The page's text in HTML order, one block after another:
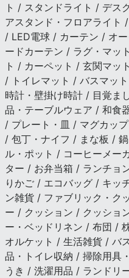
ト / スタンドライト / デス
アスタンド・フロアライト
/ LED電球 / カーテン / オ
ードカーテン / ラグ・マッ
ト / カーペット / 玄関マッ
/ トイレマット / バスマッ
時計・壁掛け時計 / 目覚ま
品・テーブルウェア / 和食
/ プレート・皿 / マグカッ
/ 包丁・ナイフ / まな板 /
ル・ポット / コーヒーメー
ター / お弁当箱 / ランチョ
りかご / エコバッグ / キッ
ン雑貨 / ファブリック・ク
ー / クッション / クッショ
ー・ベッドリネン / 布団 /
オルケット / 生活雑貨 / バ
品・トイレ収納 / 掃除用具
うき / 洗濯用品 / ランドリ